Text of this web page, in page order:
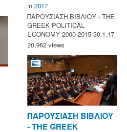
in 2017
ΠΑΡΟΥΣΙΑΣΗ ΒΙΒΛΙΟΥ - ΤΗΕ
GREEK POLITICAL
ECONOMY 2000-2015 30.1.17
20,962 views
ΠΑΡΟΥΣΙΑΣΗ ΒΙΒΛΙΟΥ
- ΤΗΕ GREEK